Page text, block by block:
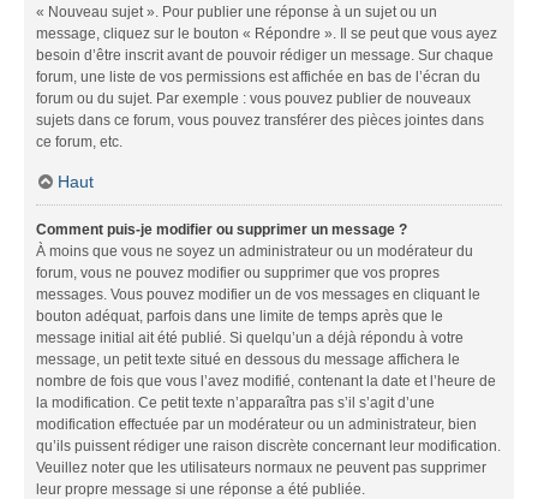
« Nouveau sujet ». Pour publier une réponse à un sujet ou un
message, cliquez sur le bouton « Répondre ». Il se peut que vous ayez
besoin d’être inscrit avant de pouvoir rédiger un message. Sur chaque
forum, une liste de vos permissions est affichée en bas de l’écran du
forum ou du sujet. Par exemple : vous pouvez publier de nouveaux
sujets dans ce forum, vous pouvez transférer des pièces jointes dans
ce forum, etc.
Haut
Comment puis-je modifier ou supprimer un message ?
À moins que vous ne soyez un administrateur ou un modérateur du
forum, vous ne pouvez modifier ou supprimer que vos propres
messages. Vous pouvez modifier un de vos messages en cliquant le
bouton adéquat, parfois dans une limite de temps après que le
message initial ait été publié. Si quelqu’un a déjà répondu à votre
message, un petit texte situé en dessous du message affichera le
nombre de fois que vous l’avez modifié, contenant la date et l’heure de
la modification. Ce petit texte n’apparaîtra pas s’il s’agit d’une
modification effectuée par un modérateur ou un administrateur, bien
qu’ils puissent rédiger une raison discrète concernant leur modification.
Veuillez noter que les utilisateurs normaux ne peuvent pas supprimer
leur propre message si une réponse a été publiée.